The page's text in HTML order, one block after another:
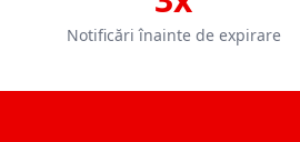
Notificări înainte de expirare